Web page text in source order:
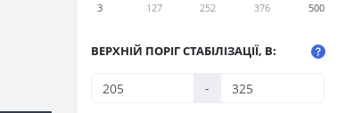
3 127 252 376 500
ВЕРХНІЙ ПОРІГ СТАБІЛІЗАЦІЇ, В:
-